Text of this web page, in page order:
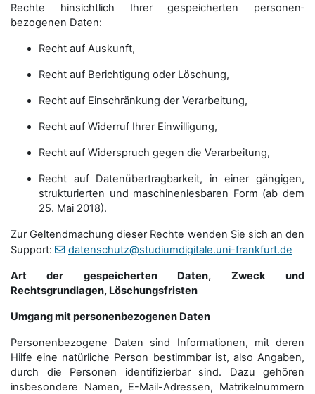
Rechte hinsichtlich Ihrer gespeicherten personen­
bezogenen Daten:
Recht auf Auskunft,
Recht auf Berichtigung oder Löschung,
Recht auf Einschränkung der Verarbeitung,
Recht auf Widerruf Ihrer Einwilligung,
Recht auf Widerspruch gegen die Verarbeitung,
Recht auf Datenübertragbarkeit, in einer gängigen,
strukturierten und maschinenlesbaren Form (ab dem
25. Mai 2018).
Zur Geltendmachung dieser Rechte wenden Sie sich an den
Support:
datenschutz@studiumdigitale.uni-frankfurt.de
Art der gespeicherten Daten, Zweck und
Rechtsgrundlagen, Löschungsfristen
Umgang mit personenbezogenen Daten
Personenbezogene Daten sind Informationen, mit deren
Hilfe eine natürliche Person bestimmbar ist, also Angaben,
durch die Personen identifizierbar sind. Dazu gehören
insbesondere Namen, E-Mail-Adressen, Matrikelnummern